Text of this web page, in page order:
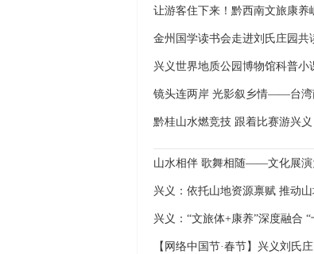
让游客住下来！黔西南文旅康养
金州国学读书会走进刘氏庄园共
兴义世界地质公园博物馆科普小
镜头连两岸 光影叙乡情——台湾
黔桂山水燃竞技 跟着比赛游兴义
山水相伴 歌舞相随——文化展演
兴义：依托山地资源禀赋 推动
兴义：“文旅体+康养”深度融合
【网络中国节·春节】兴义刘氏